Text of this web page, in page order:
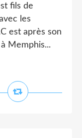
fils de
les
est après son
Memphis...